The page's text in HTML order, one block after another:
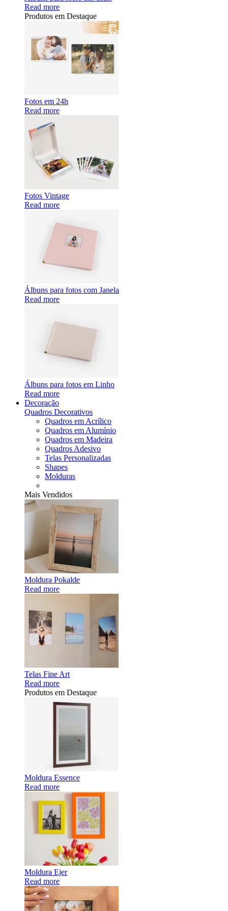
Read more
Produtos em Destaque
Fotos em 24h
Read more
Fotos Vintage
Read more
Álbuns para fotos com Janela
Read more
Álbuns para fotos em Linho
Read more
Decoração
Quadros Decorativos
Quadros em Acrílico
Quadros em Alumínio
Quadros em Madeira
Quadros Adesivo
Telas Personalizadas
Shapes
Molduras
Mais Vendidos
Moldura Pokalde
Read more
Telas Fine Art
Read more
Produtos em Destaque
Moldura Essence
Read more
Moldura Ejer
Read more